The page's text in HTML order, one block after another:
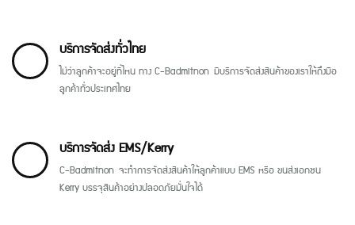
บริการจัดส่งทั่วไทย
ไม่ว่าลูกค้าจะอยู่ที่ไหน ทาง C-Badmitnon มีบริการจัดส่งสินค้าของเราให้ถึงมือ
ลูกค้าทั่วประเทศไทย
บริการจัดส่ง EMS/Kerry
C-Badmitnon จะทำการจัดส่งสินค้าให้ลูกค้าแบบ EMS หรือ ขนส่งเอกชน
Kerry บรรจุสินค้าอย่างปลอดภัยมั่นใจได้